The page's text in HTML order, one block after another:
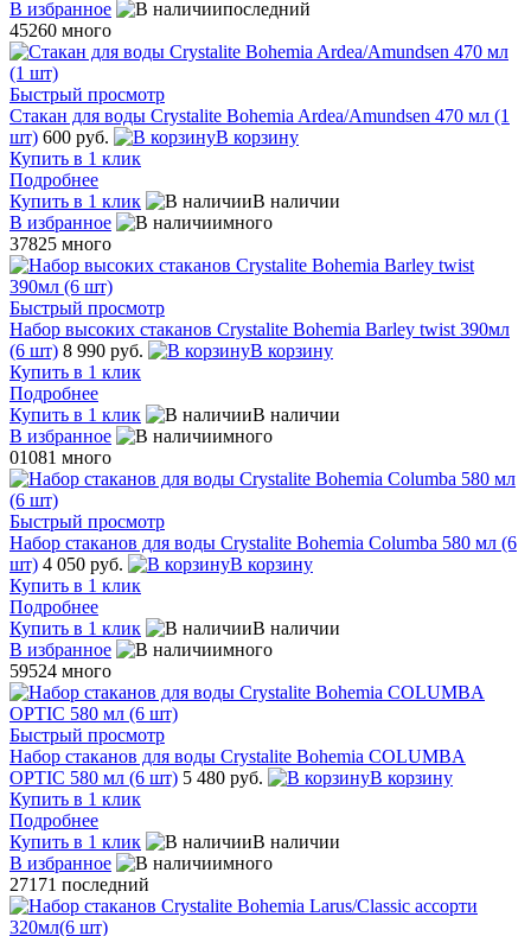
В избранное
последний
45260 много
Быстрый просмотр
Стакан для воды Crystalite Bohemia Ardea/Amundsen 470 мл (1
шт) 600 руб.
В корзину
Купить в 1 клик
Подробнее
Купить в 1 клик
В наличии
В избранное
много
37825 много
Быстрый просмотр
Набор высоких стаканов Crystalite Bohemia Barley twist 390мл
(6 шт) 8 990 руб.
В корзину
Купить в 1 клик
Подробнее
Купить в 1 клик
В наличии
В избранное
много
01081 много
Быстрый просмотр
Набор стаканов для воды Crystalite Bohemia Columba 580 мл (6
шт) 4 050 руб.
В корзину
Купить в 1 клик
Подробнее
Купить в 1 клик
В наличии
В избранное
много
59524 много
Быстрый просмотр
Набор стаканов для воды Crystalite Bohemia COLUMBA
OPTIC 580 мл (6 шт) 5 480 руб.
В корзину
Купить в 1 клик
Подробнее
Купить в 1 клик
В наличии
В избранное
много
27171 последний